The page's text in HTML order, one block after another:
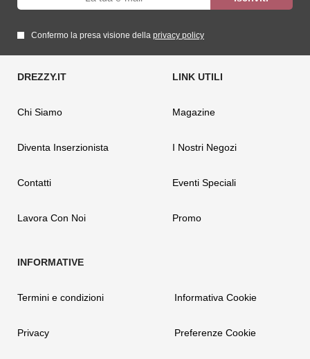
Confermo la presa visione della privacy policy
Chi Siamo
Diventa Inserzionista
Contatti
Lavora Con Noi
Magazine
I Nostri Negozi
Eventi Speciali
Promo
Termini e condizioni
Privacy
Informativa Cookie
Preferenze Cookie